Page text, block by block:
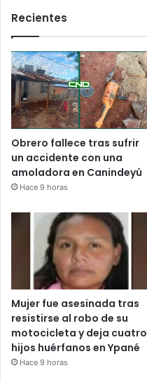
Recientes
Obrero fallece tras sufrir
un accidente con una
amoladora en Canindeyú
Hace 9 horas
Mujer fue asesinada tras
resistirse al robo de su
motocicleta y deja cuatro
hijos huérfanos en Ypané
Hace 9 horas